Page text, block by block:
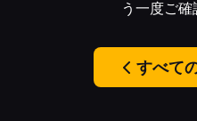
う一度ご確
すべて